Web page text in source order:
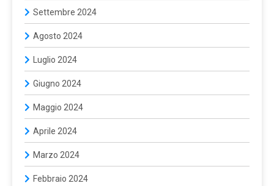
Settembre 2024
Agosto 2024
Luglio 2024
Giugno 2024
Maggio 2024
Aprile 2024
Marzo 2024
Febbraio 2024